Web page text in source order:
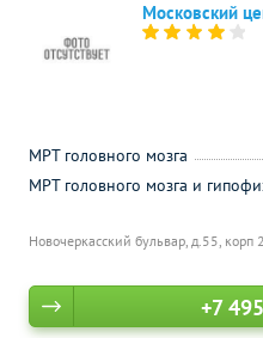
Московский
Новочеркасский бульвар, д.55, корп
МРТ головного мозга
МРТ головного мозга и
+7